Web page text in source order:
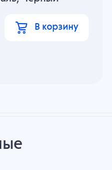
В корзину